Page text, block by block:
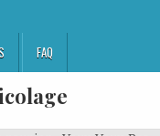
FAQ